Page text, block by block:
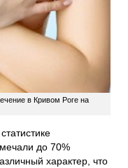
в Кривом Роге на
до 70%
характер, что